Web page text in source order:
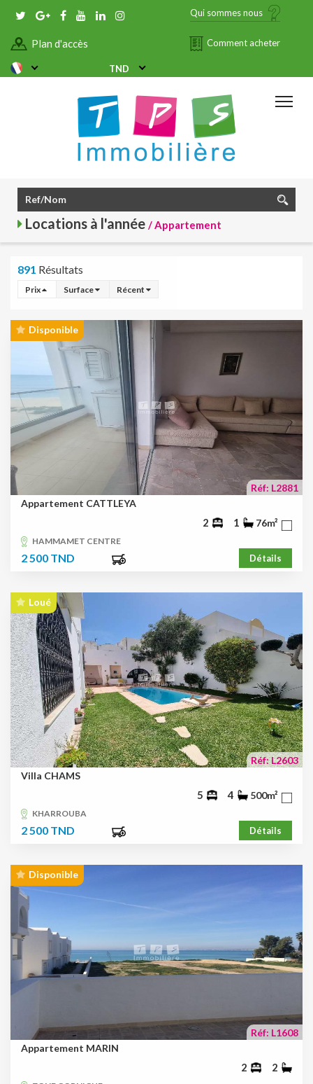
Qui sommes nous
Plan d'accès Comment acheter
TND
Locations à l'année / Appartement
891 Résultats
Prix Surface Récent
Disponible
Réf: L2881
Appartement CATTLEYA
2 1 76m²
HAMMAMET CENTRE
2 500 TND Détails
Loué
Réf: L2603
Villa CHAMS
5 4 500m²
KHARROUBA
2 500 TND Détails
Disponible
Réf: L1608
Appartement MARIN
2 2